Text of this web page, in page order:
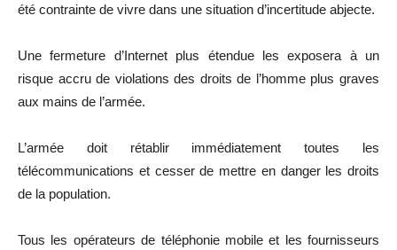
été contrainte de vivre dans une situation d’incertitude abjecte.
Une fermeture d’Internet plus étendue les exposera à un
risque accru de violations des droits de l’homme plus graves
aux mains de l’armée.
L’armée doit rétablir immédiatement toutes les
télécommunications et cesser de mettre en danger les droits
de la population.
Tous les opérateurs de téléphonie mobile et les fournisseurs